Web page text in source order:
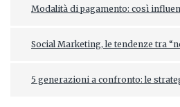
Modalità di pagamento: così
Social Marketing, le tendenze tra
5 generazioni a confronto: le